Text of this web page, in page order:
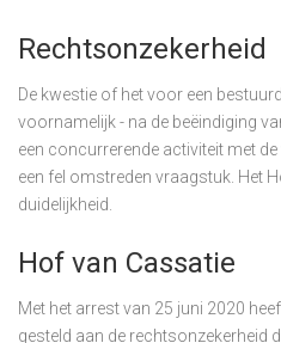
Rechtsonzekerheid
De kwestie of het voor een
voornamelijk - na de beëindiging
een concurrerende activiteit met
een fel omstreden vraagstuk. Het
duidelijkheid.
Hof van Cassatie
Met het arrest van 25 juni 2020
gesteld aan de rechtsonzekerheid